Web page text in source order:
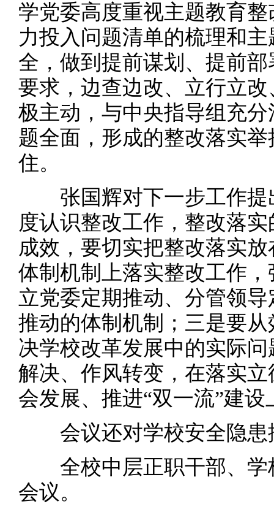
学党委高度重视主题教育
力投入问题清单的梳理和
全，做到提前谋划、提前
要求，边查边改、立行立
极主动，与中央指导组充
题全面，形成的整改落实
住。
张国辉对下一步工作提
度认识整改工作，整改落
成效，要切实把整改落实
体制机制上落实整改工作
立党委定期推动、分管领
推动的体制机制；三是要
决学校改革发展中的实际
解决、作风转变，在落实
会发展、推进“双一流”建
会议还对学校安全隐患
全校中层正职干部、学
会议。